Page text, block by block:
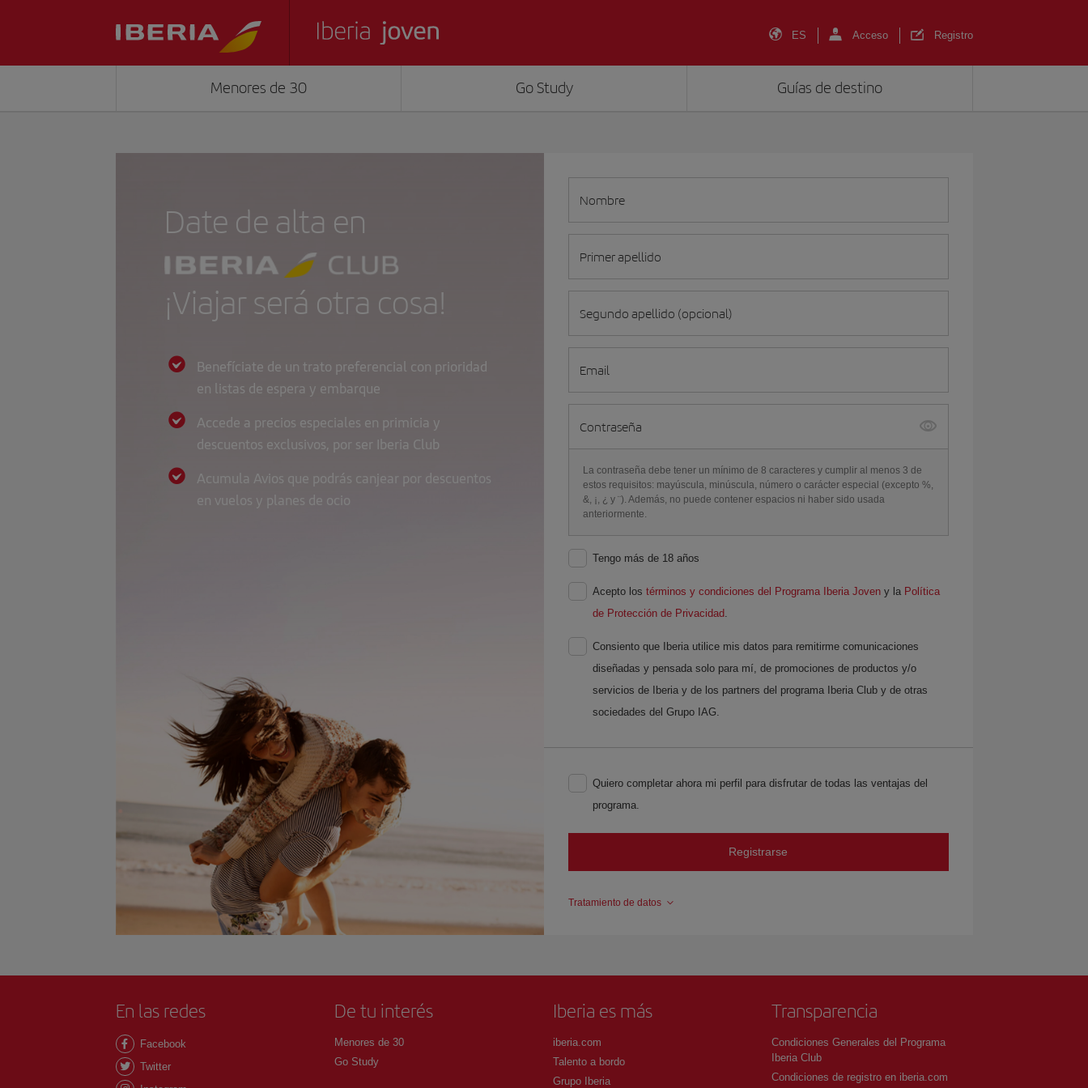
ES Acceso Registro
Menores de 30 Go Study Guías de destino
Date de alta en
¡Viajar será otra cosa!
Benefíciate de un trato preferencial con prioridad
en listas de espera y embarque
Accede a precios especiales en primicia y
descuentos exclusivos, por ser Iberia Club
Acumula Avios que podrás canjear por descuentos
en vuelos y planes de ocio
Nombre
Primer apellido
Segundo apellido (opcional)
Email
Contraseña
La contraseña debe tener un mínimo de 8 caracteres y cumplir al menos 3 de
estos requisitos: mayúscula, minúscula, número o carácter especial (excepto %,
&, ¡, ¿ y ¨). Además, no puede contener espacios ni haber sido usada
anteriormente.
Tengo más de 18 años
Acepto los términos y condiciones del Programa Iberia Joven y la Política
de Protección de Privacidad.
Consiento que Iberia utilice mis datos para remitirme comunicaciones
diseñadas y pensada solo para mí, de promociones de productos y/o
servicios de Iberia y de los partners del programa Iberia Club y de otras
sociedades del Grupo IAG.
Quiero completar ahora mi perfil para disfrutar de todas las ventajas del
programa.
Registrarse
Tratamiento de datos
En las redes
Facebook
Twitter
De tu interés
Menores de 30
Go Study
Iberia es más
iberia.com
Talento a bordo
Grupo Iberia
Transparencia
Condiciones Generales del Programa
Iberia Club
Condiciones de registro en iberia.com